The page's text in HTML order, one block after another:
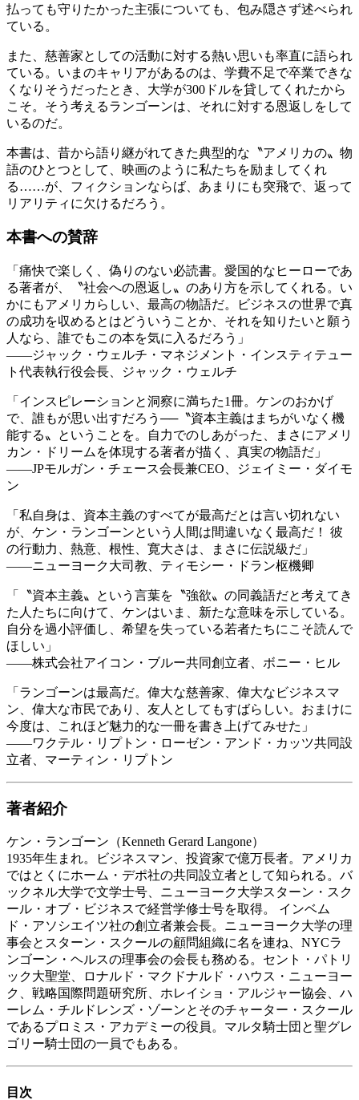
払っても守りたかった主張についても、包み隠さず述べられ
ている。
また、慈善家としての活動に対する熱い思いも率直に語られ
ている。いまのキャリアがあるのは、学費不足で卒業できな
くなりそうだったとき、大学が300ドルを貸してくれたから
こそ。そう考えるランゴーンは、それに対する恩返しをして
いるのだ。
本書は、昔から語り継がれてきた典型的な〝アメリカの〟物
語のひとつとして、映画のように私たちを励ましてくれ
る……が、フィクションならば、あまりにも突飛で、返って
リアリティに欠けるだろう。
本書への賛辞
「痛快で楽しく、偽りのない必読書。愛国的なヒーローであ
る著者が、〝社会への恩返し〟のあり方を示してくれる。い
かにもアメリカらしい、最高の物語だ。ビジネスの世界で真
の成功を収めるとはどういうことか、それを知りたいと願う
人なら、誰でもこの本を気に入るだろう」
――ジャック・ウェルチ・マネジメント・インスティテュー
ト代表執行役会長、ジャック・ウェルチ
「インスピレーションと洞察に満ちた1冊。ケンのおかげ
で、誰もが思い出すだろう──〝資本主義はまちがいなく機
能する〟ということを。自力でのしあがった、まさにアメリ
カン・ドリームを体現する著者が描く、真実の物語だ」
――JPモルガン・チェース会長兼CEO、ジェイミー・ダイモ
ン
「私自身は、資本主義のすべてが最高だとは言い切れない
が、ケン・ランゴーンという人間は間違いなく最高だ！ 彼
の行動力、熱意、根性、寛大さは、まさに伝説級だ」
――ニューヨーク大司教、ティモシー・ドラン枢機卿
「〝資本主義〟という言葉を〝強欲〟の同義語だと考えてき
た人たちに向けて、ケンはいま、新たな意味を示している。
自分を過小評価し、希望を失っている若者たちにこそ読んで
ほしい」
――株式会社アイコン・ブルー共同創立者、ボニー・ヒル
「ランゴーンは最高だ。偉大な慈善家、偉大なビジネスマ
ン、偉大な市民であり、友人としてもすばらしい。おまけに
今度は、これほど魅力的な一冊を書き上げてみせた」
――ワクテル・リプトン・ローゼン・アンド・カッツ共同設
立者、マーティン・リプトン
著者紹介
ケン・ランゴーン（Kenneth Gerard Langone）
1935年生まれ。ビジネスマン、投資家で億万長者。アメリカ
ではとくにホーム・デポ社の共同設立者として知られる。バ
ックネル大学で文学士号、ニューヨーク大学スターン・スク
ール・オブ・ビジネスで経営学修士号を取得。 インベム
ド・アソシエイツ社の創立者兼会長。ニューヨーク大学の理
事会とスターン・スクールの顧問組織に名を連ね、NYCラ
ンゴーン・ヘルスの理事会の会長も務める。セント・パトリ
ック大聖堂、ロナルド・マクドナルド・ハウス・ニューヨー
ク、戦略国際問題研究所、ホレイショ・アルジャー協会、ハ
ーレム・チルドレンズ・ゾーンとそのチャーター・スクール
であるプロミス・アカデミーの役員。マルタ騎士団と聖グレ
ゴリー騎士団の一員でもある。
目次